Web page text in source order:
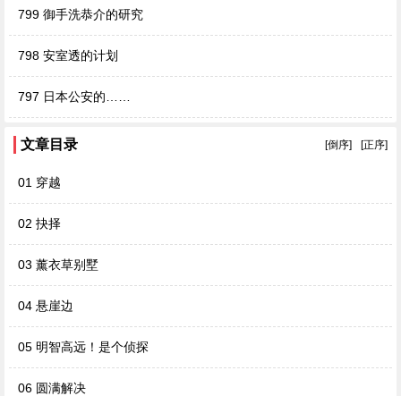
799 御手洗恭介的研究
798 安室透的计划
797 日本公安的……
文章目录 [正序]
[倒序]
01 穿越
02 抉择
03 薰衣草别墅
04 悬崖边
05 明智高远！是个侦探
06 圆满解决